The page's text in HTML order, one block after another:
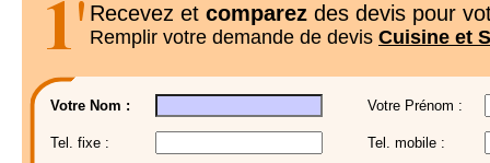
Recevez et comparez des devis pour
Remplir votre demande de devis Cuisine et
Votre Nom : Votre Prénom :
Tel. fixe : Tel. mobile :